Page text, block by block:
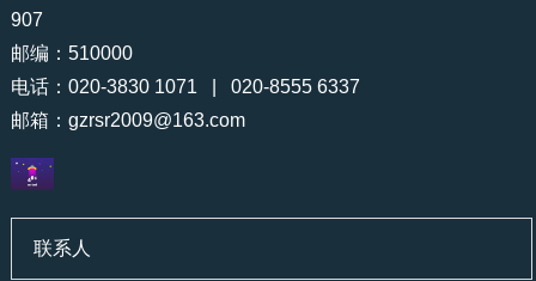
907
邮编：510000
电话：020-3830 1071 | 020-8555 6337
邮箱： gzrsr2009@163.com